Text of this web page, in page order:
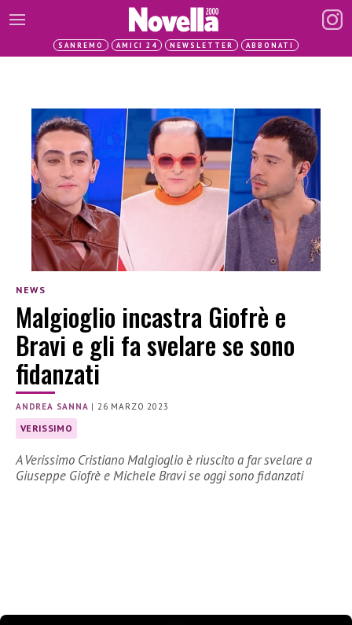
SANREMO AMICI 24 NEWSLETTER ABBONATI
NEWS
Malgioglio incastra Giofrè e
Bravi e gli fa svelare se sono
fidanzati
ANDREA SANNA |26 MARZO 2023
VERISSIMO
A Verissimo Cristiano Malgioglio è riuscito a far svelare a
Giuseppe Giofrè e Michele Bravi se oggi sono fidanzati